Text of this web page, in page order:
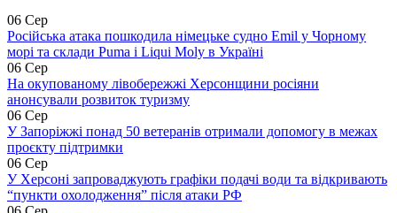
06 Сер
Російська атака пошкодила німецьке судно Emil у Чорному
морі та склади Puma і Liqui Moly в Україні
06 Сер
На окупованому лівобережжі Херсонщини росіяни
анонсували розвиток туризму
06 Сер
У Запоріжжі понад 50 ветеранів отримали допомогу в межах
проєкту підтримки
06 Сер
У Херсоні запроваджують графіки подачі води та відкривають
“пункти охолодження” після атаки РФ